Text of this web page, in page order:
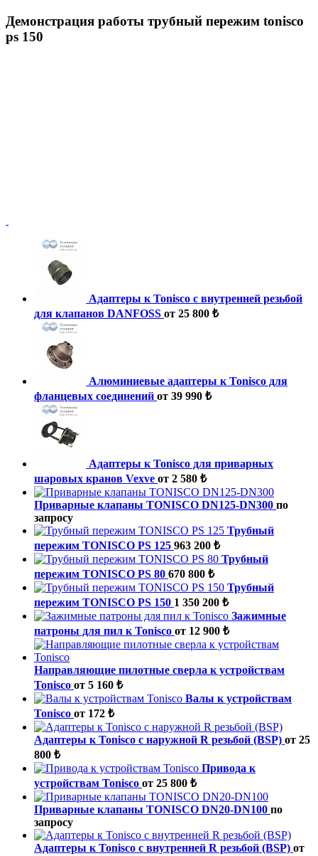
Демонстрация работы трубный пережим tonisco
ps 150
Адаптеры к Tonisco с внутренней резьбой
для клапанов DANFOSS от 25 800 ₺
Алюминиевые адаптеры к Tonisco для
фланцевых соединений от 39 990 ₺
Адаптеры к Tonisco для приварных
шаровых кранов Vexve от 2 580 ₺
Приварные клапаны TONISCO DN125-DN300 по
запросу
Трубный
пережим TONISCO PS 125 963 200 ₺
Трубный
пережим TONISCO PS 80 670 800 ₺
Трубный
пережим TONISCO PS 150 1 350 200 ₺
Зажимные
патроны для пил к Tonisco от 12 900 ₺
Направляющие пилотные сверла к устройствам
Tonisco от 5 160 ₺
Валы к устройствам
Tonisco от 172 ₺
Адаптеры к Tonisco с наружной R резьбой (BSP) от 25
800 ₺
Привода к
устройствам Tonisco от 25 800 ₺
Приварные клапаны TONISCO DN20-DN100 по
запросу
Адаптеры к Tonisco с внутренней R резьбой (BSP) от